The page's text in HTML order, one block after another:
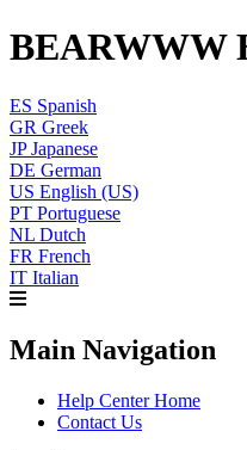
BEARWWW
ES Spanish
GR Greek
JP Japanese
DE German
US English (US)
PT Portuguese
NL Dutch
FR French
IT Italian
Main Navigation
Help Center Home
Contact Us